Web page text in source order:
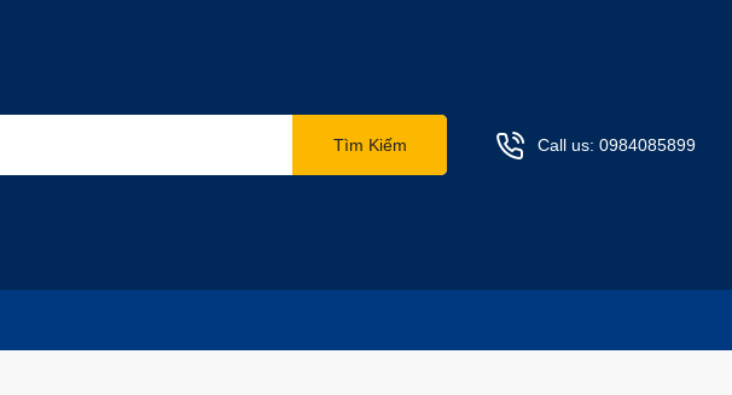
Tìm Kiếm Call us: 0984085899